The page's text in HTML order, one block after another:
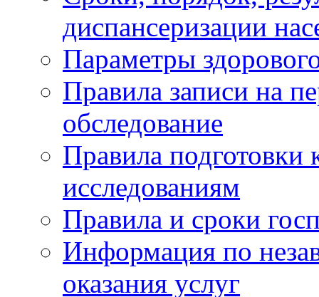
диспансеризации
Параметры
Правила записи на
обследование
Правила подготовки
исследованиям
Правила и сроки
Информация по
оказания услуг